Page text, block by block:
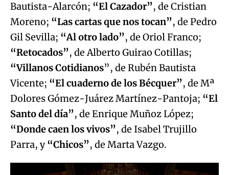
Bautista-Alarcón; “El Cazador”, de Cristian
Moreno; “Las cartas que nos tocan”, de Pedro
Gil Sevilla; “Al otro lado”, de Oriol Franco;
“Retocados”, de Alberto Guirao Cotillas;
“Villanos Cotidianos”, de Rubén Bautista
Vicente; “El cuaderno de los Bécquer”, de Mª
Dolores Gómez-Juárez Martínez-Pantoja; “El
Santo del día”, de Enrique Muñoz López;
“Donde caen los vivos”, de Isabel Trujillo
Parra, y“Chicos”, de Marta Vazgo.